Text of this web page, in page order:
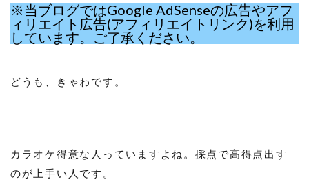
※当ブログではGoogle AdSenseの広告やアフ
ィリエイト広告(アフィリエイトリンク)を利用
しています。ご了承ください。
どうも、きゃわです。
カラオケ得意な人っていますよね。採点で高得点出す
のが上手い人です。